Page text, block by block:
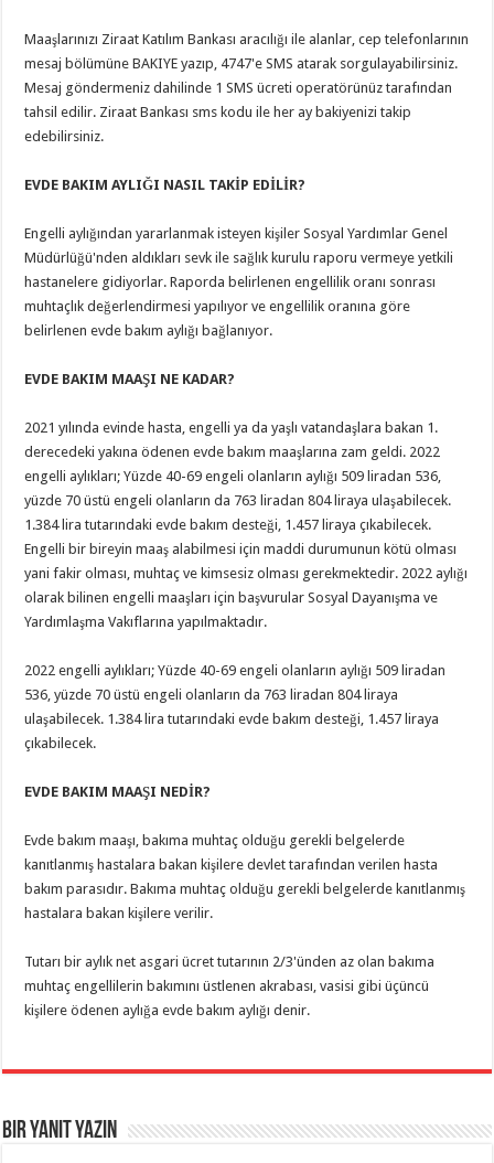
Maaşlarınızı Ziraat Katılım Bankası aracılığı ile alanlar, cep telefonlarının
mesaj bölümüne BAKIYE yazıp, 4747'e SMS atarak sorgulayabilirsiniz.
Mesaj göndermeniz dahilinde 1 SMS ücreti operatörünüz tarafından
tahsil edilir. Ziraat Bankası sms kodu ile her ay bakiyenizi takip
edebilirsiniz.
EVDE BAKIM AYLIĞI NASIL TAKİP EDİLİR?
Engelli aylığından yararlanmak isteyen kişiler Sosyal Yardımlar Genel
Müdürlüğü'nden aldıkları sevk ile sağlık kurulu raporu vermeye yetkili
hastanelere gidiyorlar. Raporda belirlenen engellilik oranı sonrası
muhtaçlık değerlendirmesi yapılıyor ve engellilik oranına göre
belirlenen evde bakım aylığı bağlanıyor.
EVDE BAKIM MAAŞI NE KADAR?
2021 yılında evinde hasta, engelli ya da yaşlı vatandaşlara bakan 1.
derecedeki yakına ödenen evde bakım maaşlarına zam geldi. 2022
engelli aylıkları; Yüzde 40-69 engeli olanların aylığı 509 liradan 536,
yüzde 70 üstü engeli olanların da 763 liradan 804 liraya ulaşabilecek.
1.384 lira tutarındaki evde bakım desteği, 1.457 liraya çıkabilecek.
Engelli bir bireyin maaş alabilmesi için maddi durumunun kötü olması
yani fakir olması, muhtaç ve kimsesiz olması gerekmektedir. 2022 aylığı
olarak bilinen engelli maaşları için başvurular Sosyal Dayanışma ve
Yardımlaşma Vakıflarına yapılmaktadır.
2022 engelli aylıkları; Yüzde 40-69 engeli olanların aylığı 509 liradan
536, yüzde 70 üstü engeli olanların da 763 liradan 804 liraya
ulaşabilecek. 1.384 lira tutarındaki evde bakım desteği, 1.457 liraya
çıkabilecek.
EVDE BAKIM MAAŞI NEDİR?
Evde bakım maaşı, bakıma muhtaç olduğu gerekli belgelerde
kanıtlanmış hastalara bakan kişilere devlet tarafından verilen hasta
bakım parasıdır. Bakıma muhtaç olduğu gerekli belgelerde kanıtlanmış
hastalara bakan kişilere verilir.
Tutarı bir aylık net asgari ücret tutarının 2/3'ünden az olan bakıma
muhtaç engellilerin bakımını üstlenen akrabası, vasisi gibi üçüncü
kişilere ödenen aylığa evde bakım aylığı denir.
Bir yanıt yazın